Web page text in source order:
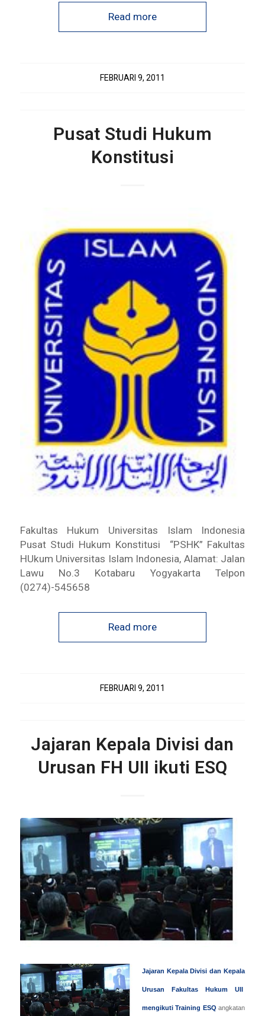
Read more
FEBRUARI 9, 2011
Pusat Studi Hukum
Konstitusi
Fakultas Hukum Universitas Islam Indonesia
Pusat Studi Hukum Konstitusi “PSHK” Fakultas
HUkum Universitas Islam Indonesia, Alamat: Jalan
Lawu No.3 Kotabaru Yogyakarta Telpon
(0274)-545658
Read more
FEBRUARI 9, 2011
Jajaran Kepala Divisi dan
Urusan FH UII ikuti ESQ
Jajaran Kepala Divisi dan Kepala
Urusan Fakultas Hukum UII
mengikuti Training ESQangkatan